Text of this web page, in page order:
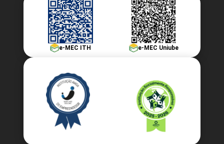
Fisioterapia Dermatofuncional no
Envelhecimento
e-MEC ITH e-MEC Uniube